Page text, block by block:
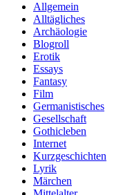
Allgemein
Alltägliches
Archäologie
Blogroll
Erotik
Essays
Fantasy
Film
Germanistisches
Gesellschaft
Gothicleben
Internet
Kurzgeschichten
Lyrik
Märchen